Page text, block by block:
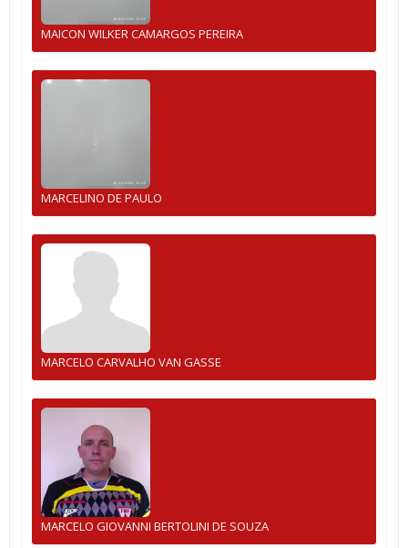
MAICON WILKER CAMARGOS PEREIRA
MARCELINO DE PAULO
MARCELO CARVALHO VAN GASSE
MARCELO GIOVANNI BERTOLINI DE SOUZA